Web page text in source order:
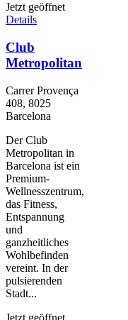
Jetzt geöffnet
Details
Club
Metropolitan
Carrer Provença
408, 8025
Barcelona
Der Club
Metropolitan in
Barcelona ist ein
Premium-
Wellnesszentrum,
das Fitness,
Entspannung
und
ganzheitliches
Wohlbefinden
vereint. In der
pulsierenden
Stadt...
Jetzt geöffnet